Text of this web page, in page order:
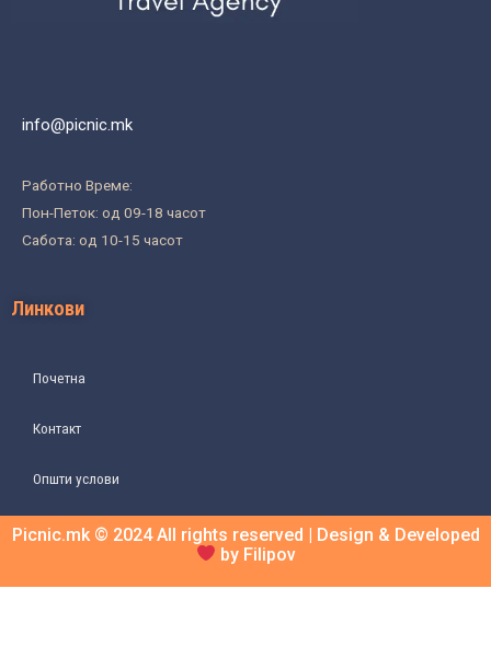
info@picnic.mk
Работно Време:
Пон-Петок: од 09-18 часот
Сабота: од 10-15 часот
Линкови
Почетна
Контакт
Општи услови
Picnic.mk © 2024 All rights reserved | Design & Developed
by Filipov